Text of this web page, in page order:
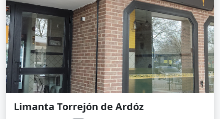
Limanta Torrejón de Ardóz